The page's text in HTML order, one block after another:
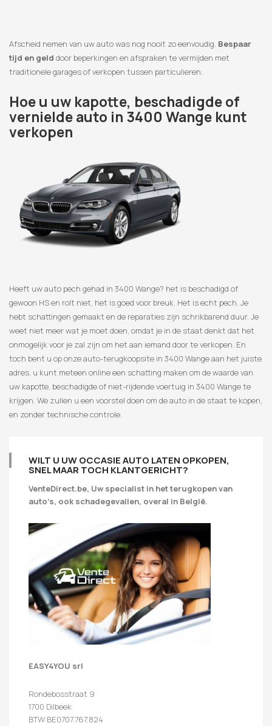
Afscheid nemen van uw auto was nog nooit zo eenvoudig. Bespaar
tijd en geld door beperkingen en afspraken te vermijden met
traditionele garages of verkopen tussen particulieren.
Hoe u uw kapotte, beschadigde of
vernielde auto in 3400 Wange kunt
verkopen
Heeft uw auto pech gehad in 3400 Wange? het is beschadigd of
gewoon HS en rolt niet, het is goed voor breuk. Het is echt pech. Je
hebt schattingen gemaakt en de reparaties zijn schrikbarend duur. Je
weet niet meer wat je moet doen, omdat je in de staat denkt dat het
onmogelijk voor je zal zijn om het aan iemand door te verkopen. En
toch bent u op onze auto-terugkoopsite in 3400 Wange aan het juiste
adres, u kunt meteen online een schatting maken om de waarde van
uw kapotte, beschadigde of niet-rijdende voertuig in 3400 Wange te
krijgen. We zullen u een voorstel doen om de auto in de staat te kopen,
en zonder technische controle.
WILT U UW OCCASIE AUTO LATEN OPKOPEN,
SNEL MAAR TOCH KLANTGERICHT?
VenteDirect.be, Uw specialist in het terugkopen van
auto’s, ook schadegevallen, overal in België.
EASY4YOU srl
Rondebosstraat 9
1700 Dilbeek
BTW:BE0707.767.824